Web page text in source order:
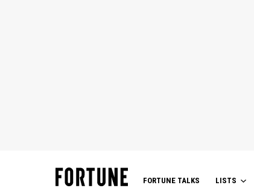
FORTUNE TALKS LISTS